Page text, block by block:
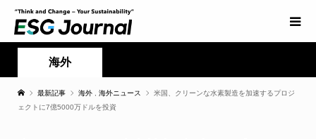
海外
最新記事 海外 海外ニュース
米国、クリーンな水素製造を加速するプロジ
ェクトに7億5000万ドルを投資